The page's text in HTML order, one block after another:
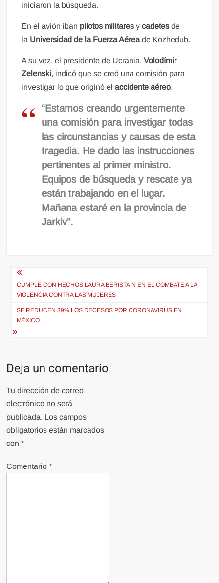
iniciaron la búsqueda.
En el avión iban pilotos militares ycadetes de
la Universidad de la Fuerza Aéreade Kozhedub.
A su vez, el presidente de Ucrania,Volodímir
Zelenski, indicó que se creó una comisión para
investigar lo que originó el accidente aéreo.
“Estamos creando urgentemente
una comisión para investigar todas
las circunstancias y causas de esta
tragedia. He dado las instrucciones
pertinentes al primer ministro.
Equipos de búsqueda y rescate ya
están trabajando en el lugar.
Mañana estaré en la provincia de
Jarkiv”.
Navegación
de
entradas
CUMPLE CON HECHOS LAURA BERISTAIN EN EL COMBATE A LA
VIOLENCIA CONTRA LAS MUJERES
SE REDUCEN 39% LOS DECESOS POR CORONAVIRUS EN
MÉXICO
Deja un comentario
Tu dirección de correo
electrónico no será
publicada. Los campos
obligatorios están marcados
con*
Comentario*